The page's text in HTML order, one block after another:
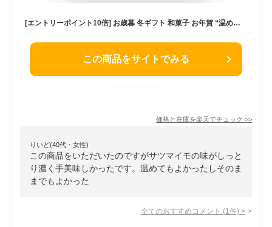
[エントリーポイント10倍] お歳暮 冬ギフト 和菓子 お年賀 “温め香る芋の和スイーツ“ 菓匠むら里 しっとりすいーとぽてとベイク 歳暮 お菓子 個包装 焼菓子 (さつま芋) お茶請け まんじゅう 6個/9個/12個 手土産 熨斗 プチギフト お返し 内祝い御祝 贈答 帰省 正月 2000円
この商品をサイトでみる
価格と在庫を楽天でチェック >>
りいど(40代・女性)
この商品をいただいたのですがサツマイモの味がしっと
り濃く手美味しかったです。温めてもよかったしそのま
までもよかった
全てのおすすめコメント (1 件) >